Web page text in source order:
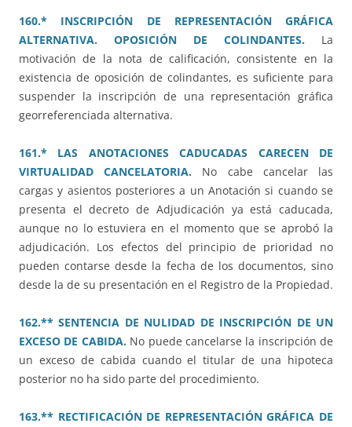
160.* INSCRIPCIÓN DE REPRESENTACIÓN GRÁFICA
ALTERNATIVA. OPOSICIÓN DE COLINDANTES. La
motivación de la nota de calificación, consistente en la
existencia de oposición de colindantes, es suficiente para
suspender la inscripción de una representación gráfica
georreferenciada alternativa.
161.* LAS ANOTACIONES CADUCADAS CARECEN DE
VIRTUALIDAD CANCELATORIA. No cabe cancelar las
cargas y asientos posteriores a un Anotación si cuando se
presenta el decreto de Adjudicación ya está caducada,
aunque no lo estuviera en el momento que se aprobó la
adjudicación. Los efectos del principio de prioridad no
pueden contarse desde la fecha de los documentos, sino
desde la de su presentación en el Registro de la Propiedad.
162.** SENTENCIA DE NULIDAD DE INSCRIPCIÓN DE UN
EXCESO DE CABIDA.No puede cancelarse la inscripción de
un exceso de cabida cuando el titular de una hipoteca
posterior no ha sido parte del procedimiento.
163.** RECTIFICACIÓN DE REPRESENTACIÓN GRÁFICA DE